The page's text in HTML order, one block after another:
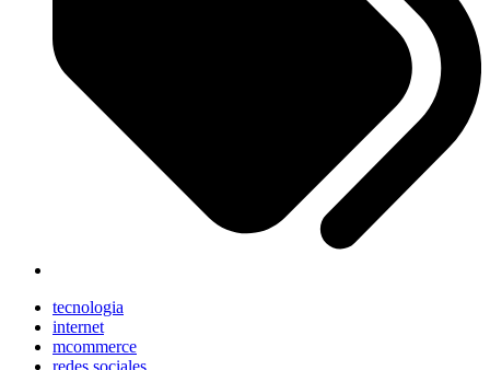
tecnologia
internet
mcommerce
redes sociales